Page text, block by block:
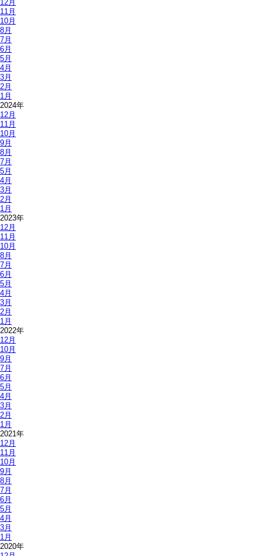
12月
11月
10月
8月
7月
6月
5月
4月
3月
2月
1月
2024年
12月
11月
10月
9月
8月
7月
5月
4月
3月
2月
1月
2023年
12月
11月
10月
8月
7月
6月
5月
4月
3月
2月
1月
2022年
12月
10月
9月
7月
6月
5月
4月
3月
2月
1月
2021年
12月
11月
10月
9月
8月
7月
6月
5月
4月
3月
1月
2020年